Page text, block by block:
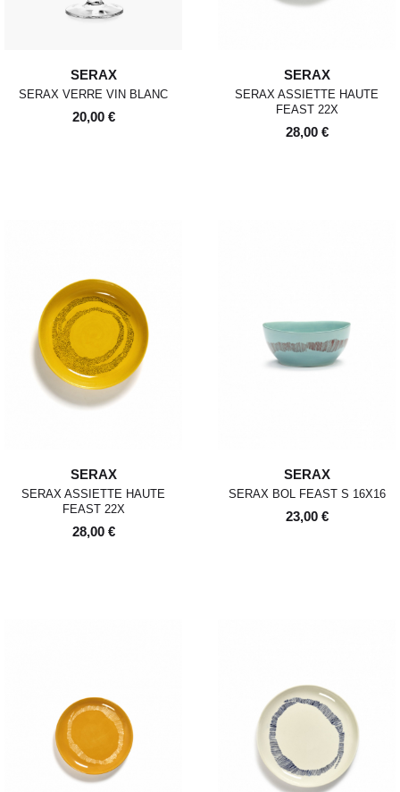
SERAX
SERAX VERRE VIN BLANC
20,00 €
SERAX
SERAX ASSIETTE HAUTE
FEAST 22X
28,00 €
SERAX
SERAX ASSIETTE HAUTE
FEAST 22X
28,00 €
SERAX
SERAX BOL FEAST S 16X16
23,00 €